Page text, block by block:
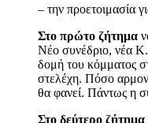
– την προετοιμασία
Στο πρώτο ζήτημα
Νέο συνέδριο, νέα
δομή του κόμματος
στελέχη. Πόσο
θα φανεί. Πάντως η
Στο δεύτερο ζήτημα